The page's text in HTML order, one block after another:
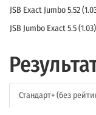
JSB Exact Jumbo 5.52
JSB Jumbo Exact 5.5
Стандарт+ (без